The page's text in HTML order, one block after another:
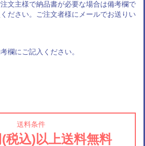
文主様で納品書が必要な場合は備考欄で
ださい。ご注文者様にメールでお送りい
欄にご記入ください。
送料条件
税込)以上送料無料